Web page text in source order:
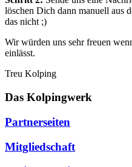
löschen Dich dann manuell aus
das nicht ;)
Wir würden uns sehr freuen
einlässt.
Treu Kolping
Das Kolpingwerk
Partnerseiten
Mitgliedschaft